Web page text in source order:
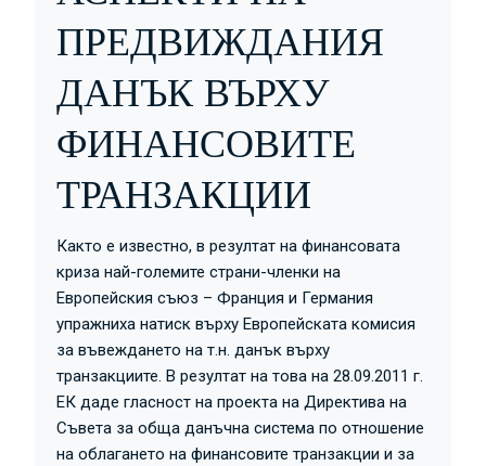
ПРЕДВИЖДАНИЯ
ДАНЪК ВЪРХУ
ФИНАНСОВИТЕ
ТРАНЗАКЦИИ
Както е известно, в резултат на финансовата
криза най-големите страни-членки на
Европейския съюз – Франция и Германия
упражниха натиск върху Европейската комисия
за въвеждането на т.н. данък върху
транзакциите. В резултат на това на 28.09.2011 г.
ЕК даде гласност на проекта на Директива на
Съвета за обща данъчна система по отношение
на облагането на финансовите транзакции и за